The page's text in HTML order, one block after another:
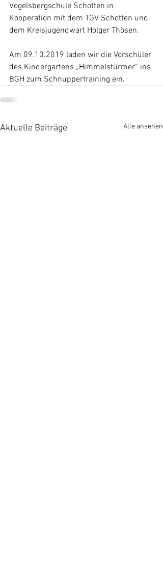
Vogelsbergschule Schotten in
Kooperation mit dem TGV Schotten und
dem Kreisjugendwart Holger Thösen.
Am 09.10.2019 laden wir die Vorschüler
des Kindergartens „Himmelstürmer“ ins
BGH zum Schnuppertraining ein.
Aktuelle Beiträge Alle ansehen